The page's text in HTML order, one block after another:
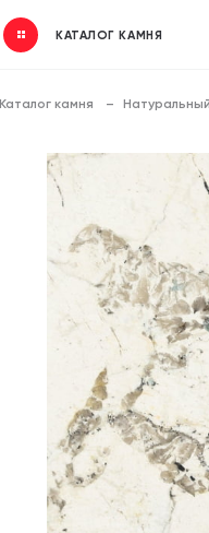
КАТАЛОГ КАМНЯ
Каталог камня